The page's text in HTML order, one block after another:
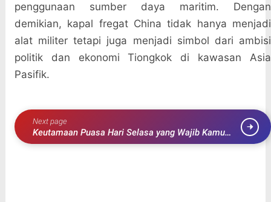
penggunaan sumber daya maritim. Dengan
demikian, kapal fregat China tidak hanya menjadi
alat militer tetapi juga menjadi simbol dari ambisi
politik dan ekonomi Tiongkok di kawasan Asia
Pasifik.
Next page
Keutamaan Puasa Hari Selasa yang Wajib Kamu
Ketahui